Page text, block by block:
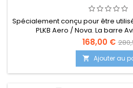
Spécialement conçu pour être
PLKB Aero / Nova. La barre
fonctionnalités «spécifiques à
permettre de maximiser la sortie
d'un système de trim à double
une corde de trim. Cela
puissance précis
168,00 €
 Ajouter au